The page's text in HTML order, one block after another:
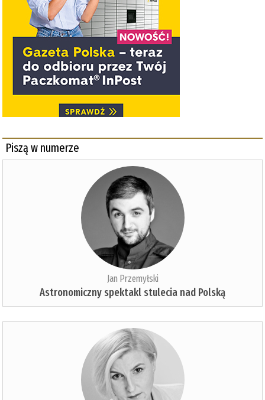
Piszą w numerze
Jan Przemyłski
Astronomiczny spektakl stulecia nad Polską